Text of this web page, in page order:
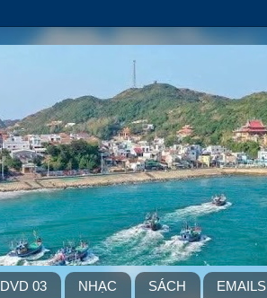
DVD 03 NHẠC SÁCH EMAILS